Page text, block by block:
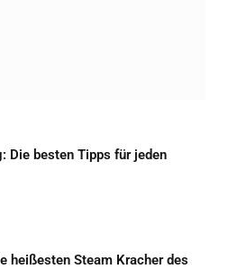
Die besten Tipps für jeden
heißesten Steam Kracher des